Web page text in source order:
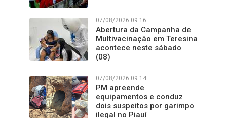
07/08/2026 09:16
Abertura da Campanha de
Multivacinação em Teresina
acontece neste sábado
(08)
07/08/2026 09:14
PM apreende
equipamentos e conduz
dois suspeitos por garimpo
ilegal no Piauí